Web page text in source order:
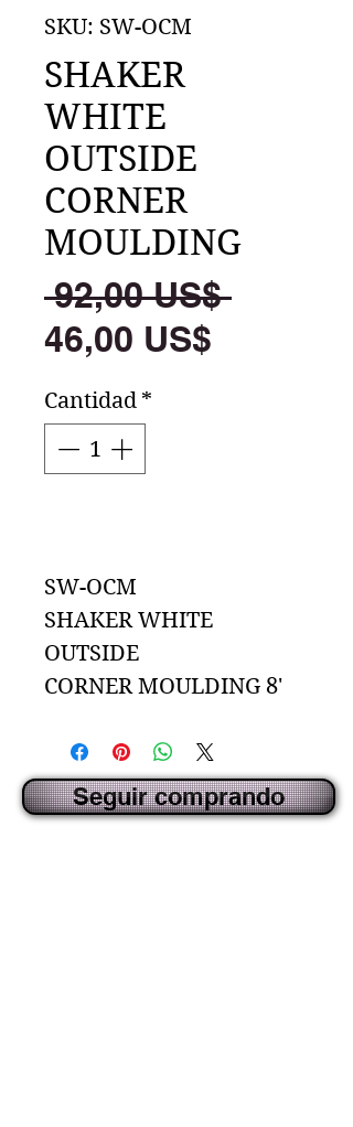
SKU: SW-OCM
SHAKER
WHITE
OUTSIDE
CORNER
MOULDING
92,00 US$ Precio
46,00 US$
Cantidad *
SW-OCM
SHAKER WHITE
OUTSIDE
CORNER MOULDING 8'
Seguir comprando